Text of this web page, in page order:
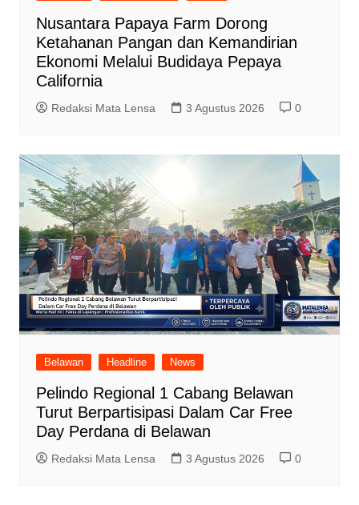
Nusantara Papaya Farm Dorong
Ketahanan Pangan dan Kemandirian
Ekonomi Melalui Budidaya Pepaya
California
Redaksi Mata Lensa 3 Agustus 2026 0
Belawan Headline News
Pelindo Regional 1 Cabang Belawan
Turut Berpartisipasi Dalam Car Free
Day Perdana di Belawan
Redaksi Mata Lensa 3 Agustus 2026 0